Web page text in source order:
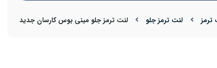
ترمز لنت ترمز جلو لنت ترمز جلو مینی بوس کارسان جدید